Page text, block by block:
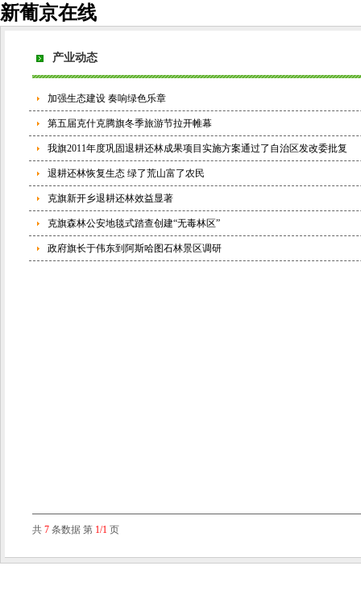
新葡京在线
产业动态
加强生态建设 奏响绿色乐章
第五届克什克腾旗冬季旅游节拉开帷幕
我旗2011年度巩固退耕还林成果项目实施方案通过了自治区发改委批复
退耕还林恢复生态 绿了荒山富了农民
克旗新开乡退耕还林效益显著
克旗森林公安地毯式踏查创建“无毒林区”
政府旗长于伟东到阿斯哈图石林景区调研
共 7条数据 第 1/1页